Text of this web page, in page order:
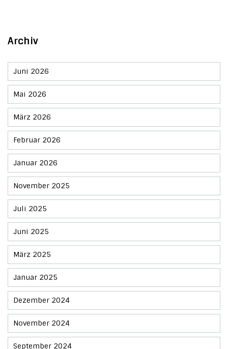
Archiv
Juni 2026
Mai 2026
März 2026
Februar 2026
Januar 2026
November 2025
Juli 2025
Juni 2025
März 2025
Januar 2025
Dezember 2024
November 2024
September 2024